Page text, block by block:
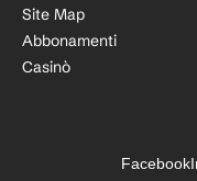
Site Map
Abbonamenti
Casinò
Facebook